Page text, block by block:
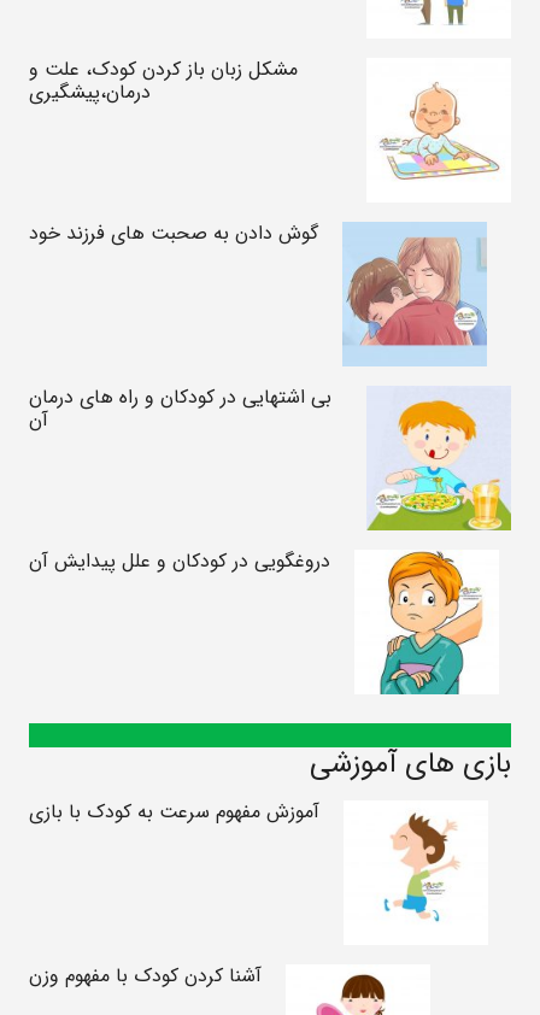
مشکل زبان باز کردن کودک، علت و
درمان،پیشگیری
گوش دادن به صحبت های فرزند خود
بی اشتهایی در کودکان و راه های درمان
آن
دروغگویی در کودکان و علل پیدایش آن
بازی های آموزشی
آموزش مفهوم سرعت به کودک با بازی
آشنا کردن کودک با مفهوم وزن